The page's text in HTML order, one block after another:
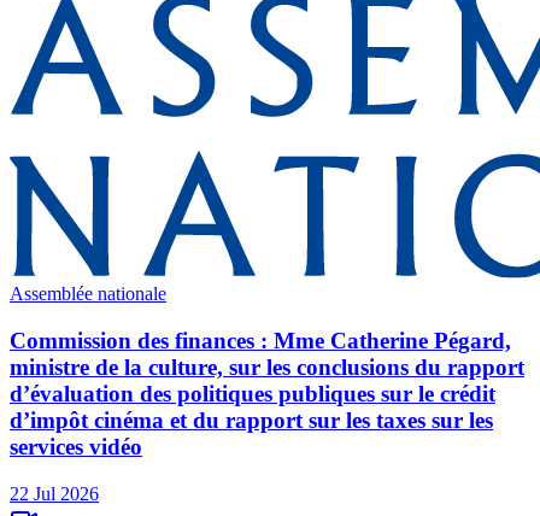
Assemblée nationale
Commission des finances : Mme Catherine Pégard,
ministre de la culture, sur les conclusions du rapport
d’évaluation des politiques publiques sur le crédit
d’impôt cinéma et du rapport sur les taxes sur les
services vidéo
22 Jul 2026